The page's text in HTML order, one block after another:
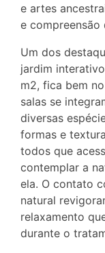
e artes
e compreensão
Um dos
jardim
m2, fica bem
salas se
diversas
formas e
todos que
contemplar a
ela. O contato
natural
relaxamento
durante o